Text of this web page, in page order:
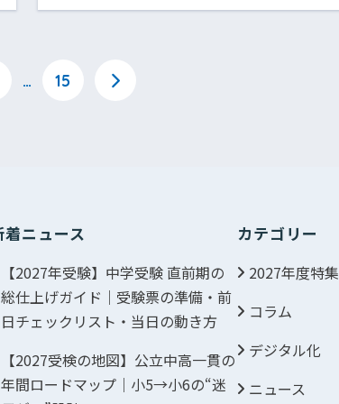
… 15
着ニュース
【2027年受験】中学受験 直前期の
総仕上げガイド｜受験票の準備・前
日チェックリスト・当日の動き方
【2027受検の地図】公立中高一貫の
年間ロードマップ｜小5→小6の“迷
カテゴリー
2027年度特集
コラム
デジタル化
ニュース